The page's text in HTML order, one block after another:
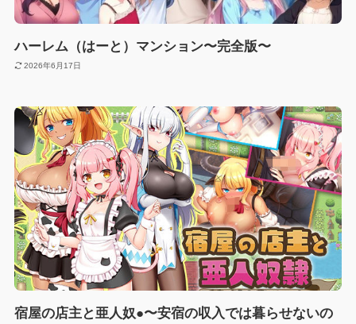
ハーレム（はーと）マンション〜完全版〜
2026年6月17日
宿屋の店主と亜人奴●〜安宿の収入では暮らせないの